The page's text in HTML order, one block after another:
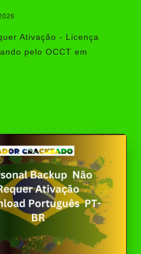
Ativação - Licença
pelo OCCT em